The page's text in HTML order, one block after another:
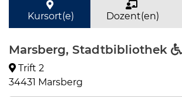
Kursort(e) Dozent(en)
Marsberg, Stadtbibliothek
Trift 2
34431 Marsberg